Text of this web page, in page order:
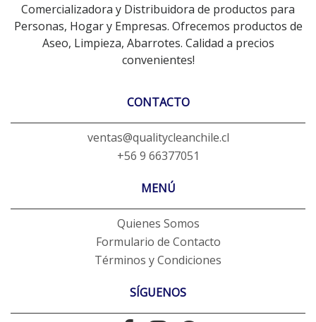
Comercializadora y Distribuidora de productos para
Personas, Hogar y Empresas. Ofrecemos productos de
Aseo, Limpieza, Abarrotes. Calidad a precios
convenientes!
CONTACTO
ventas@qualitycleanchile.cl
+56 9 66377051
MENÚ
Quienes Somos
Formulario de Contacto
Términos y Condiciones
SÍGUENOS